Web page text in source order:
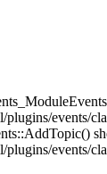
events/
events/